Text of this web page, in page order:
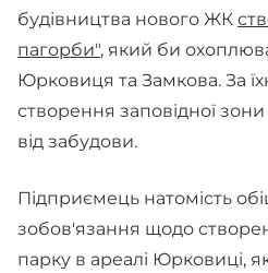
будівництва нового ЖК
пагорби", який би
Юрковиця та Замкова. За
створення заповідної
від забудови.
Підприємець натомість
зобов'язання щодо
парку в ареалі Юрковиці,